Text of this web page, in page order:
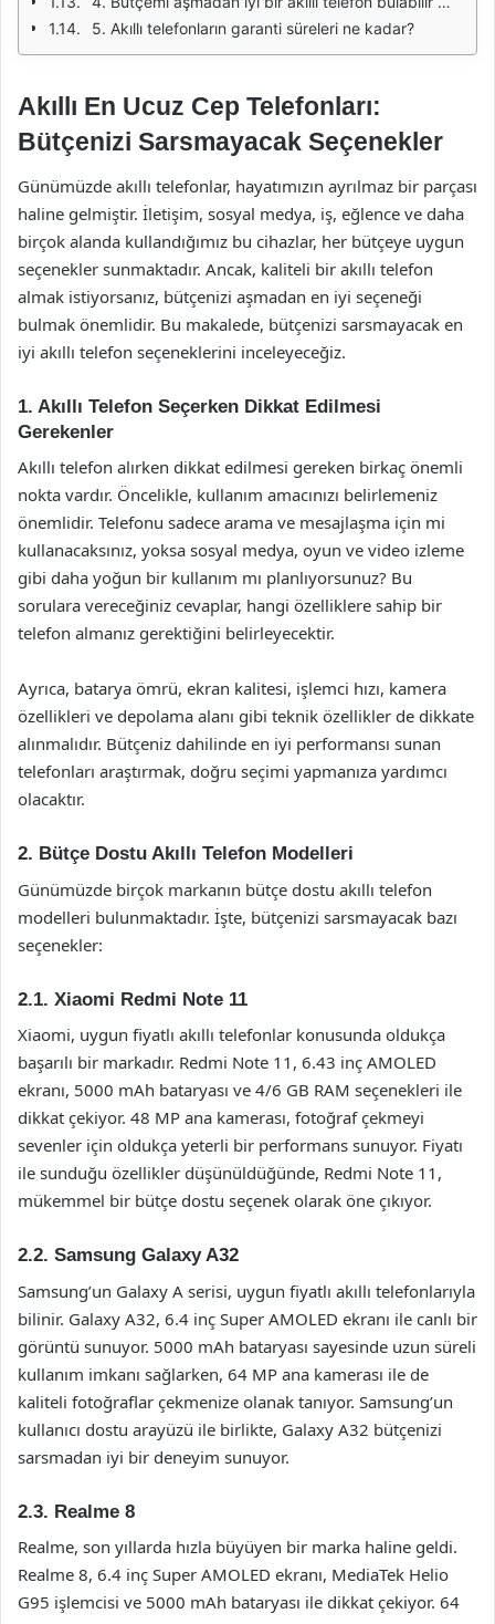
5. Akıllı telefonların garanti süreleri ne kadar?
Akıllı En Ucuz Cep Telefonları:
Bütçenizi Sarsmayacak Seçenekler
Günümüzde akıllı telefonlar, hayatımızın ayrılmaz bir parçası
haline gelmiştir. İletişim, sosyal medya, iş, eğlence ve daha
birçok alanda kullandığımız bu cihazlar, her bütçeye uygun
seçenekler sunmaktadır. Ancak, kaliteli bir akıllı telefon
almak istiyorsanız, bütçenizi aşmadan en iyi seçeneği
bulmak önemlidir. Bu makalede, bütçenizi sarsmayacak en
iyi akıllı telefon seçeneklerini inceleyeceğiz.
1. Akıllı Telefon Seçerken Dikkat Edilmesi
Gerekenler
Akıllı telefon alırken dikkat edilmesi gereken birkaç önemli
nokta vardır. Öncelikle, kullanım amacınızı belirlemeniz
önemlidir. Telefonu sadece arama ve mesajlaşma için mi
kullanacaksınız, yoksa sosyal medya, oyun ve video izleme
gibi daha yoğun bir kullanım mı planlıyorsunuz? Bu
sorulara vereceğiniz cevaplar, hangi özelliklere sahip bir
telefon almanız gerektiğini belirleyecektir.
Ayrıca, batarya ömrü, ekran kalitesi, işlemci hızı, kamera
özellikleri ve depolama alanı gibi teknik özellikler de dikkate
alınmalıdır. Bütçeniz dahilinde en iyi performansı sunan
telefonları araştırmak, doğru seçimi yapmanıza yardımcı
olacaktır.
2. Bütçe Dostu Akıllı Telefon Modelleri
Günümüzde birçok markanın bütçe dostu akıllı telefon
modelleri bulunmaktadır. İşte, bütçenizi sarsmayacak bazı
seçenekler:
2.1. Xiaomi Redmi Note 11
Xiaomi, uygun fiyatlı akıllı telefonlar konusunda oldukça
başarılı bir markadır. Redmi Note 11, 6.43 inç AMOLED
ekranı, 5000 mAh bataryası ve 4/6 GB RAM seçenekleri ile
dikkat çekiyor. 48 MP ana kamerası, fotoğraf çekmeyi
sevenler için oldukça yeterli bir performans sunuyor. Fiyatı
ile sunduğu özellikler düşünüldüğünde, Redmi Note 11,
mükemmel bir bütçe dostu seçenek olarak öne çıkıyor.
2.2. Samsung Galaxy A32
Samsung’un Galaxy A serisi, uygun fiyatlı akıllı telefonlarıyla
bilinir. Galaxy A32, 6.4 inç Super AMOLED ekranı ile canlı bir
görüntü sunuyor. 5000 mAh bataryası sayesinde uzun süreli
kullanım imkanı sağlarken, 64 MP ana kamerası ile de
kaliteli fotoğraflar çekmenize olanak tanıyor. Samsung’un
kullanıcı dostu arayüzü ile birlikte, Galaxy A32 bütçenizi
sarsmadan iyi bir deneyim sunuyor.
2.3. Realme 8
Realme, son yıllarda hızla büyüyen bir marka haline geldi.
Realme 8, 6.4 inç Super AMOLED ekranı, MediaTek Helio
G95 işlemcisi ve 5000 mAh bataryası ile dikkat çekiyor. 64